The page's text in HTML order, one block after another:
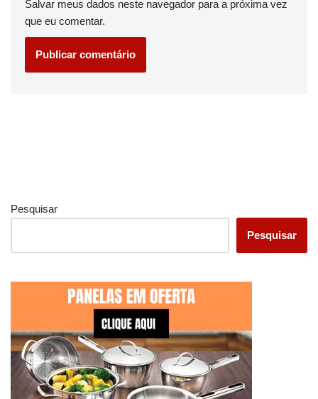
Salvar meus dados neste navegador para a próxima vez
que eu comentar.
Pesquisar
Pesquisar